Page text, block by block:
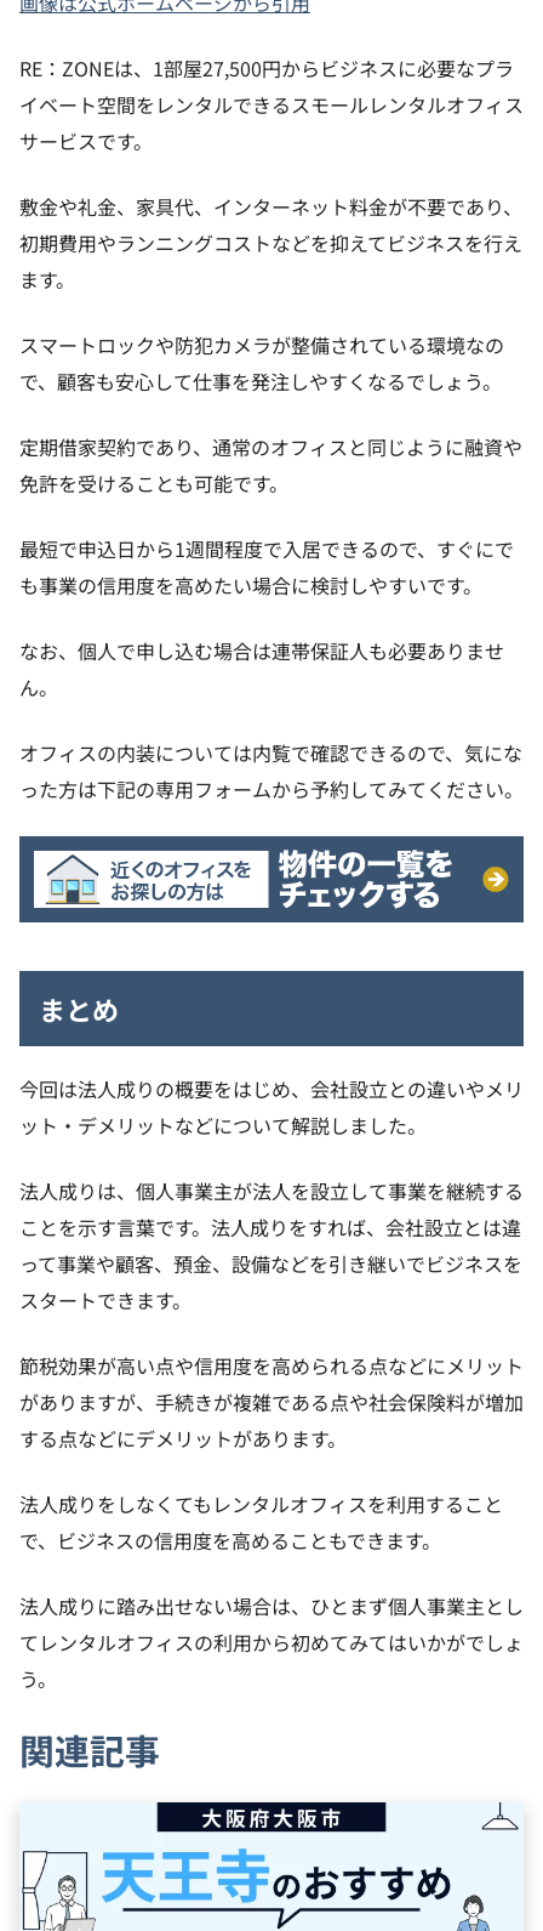
RE：ZONEは、1部屋27,500円からビジネスに必要なプラ
イベート空間をレンタルできるスモールレンタルオフィス
サービスです。
敷金や礼金、家具代、インターネット料金が不要であり、
初期費用やランニングコストなどを抑えてビジネスを行え
ます。
スマートロックや防犯カメラが整備されている環境なの
で、顧客も安心して仕事を発注しやすくなるでしょう。
定期借家契約であり、通常のオフィスと同じように融資や
免許を受けることも可能です。
最短で申込日から1週間程度で入居できるので、すぐにで
も事業の信用度を高めたい場合に検討しやすいです。
なお、個人で申し込む場合は連帯保証人も必要ありませ
ん。
オフィスの内装については内覧で確認できるので、気にな
った方は下記の専用フォームから予約してみてください。
まとめ
今回は法人成りの概要をはじめ、会社設立との違いやメリ
ット・デメリットなどについて解説しました。
法人成りは、個人事業主が法人を設立して事業を継続する
ことを示す言葉です。法人成りをすれば、会社設立とは違
って事業や顧客、預金、設備などを引き継いでビジネスを
スタートできます。
節税効果が高い点や信用度を高められる点などにメリット
がありますが、手続きが複雑である点や社会保険料が増加
する点などにデメリットがあります。
法人成りをしなくてもレンタルオフィスを利用すること
で、ビジネスの信用度を高めることもできます。
法人成りに踏み出せない場合は、ひとまず個人事業主とし
てレンタルオフィスの利用から初めてみてはいかがでしょ
う。
関連記事